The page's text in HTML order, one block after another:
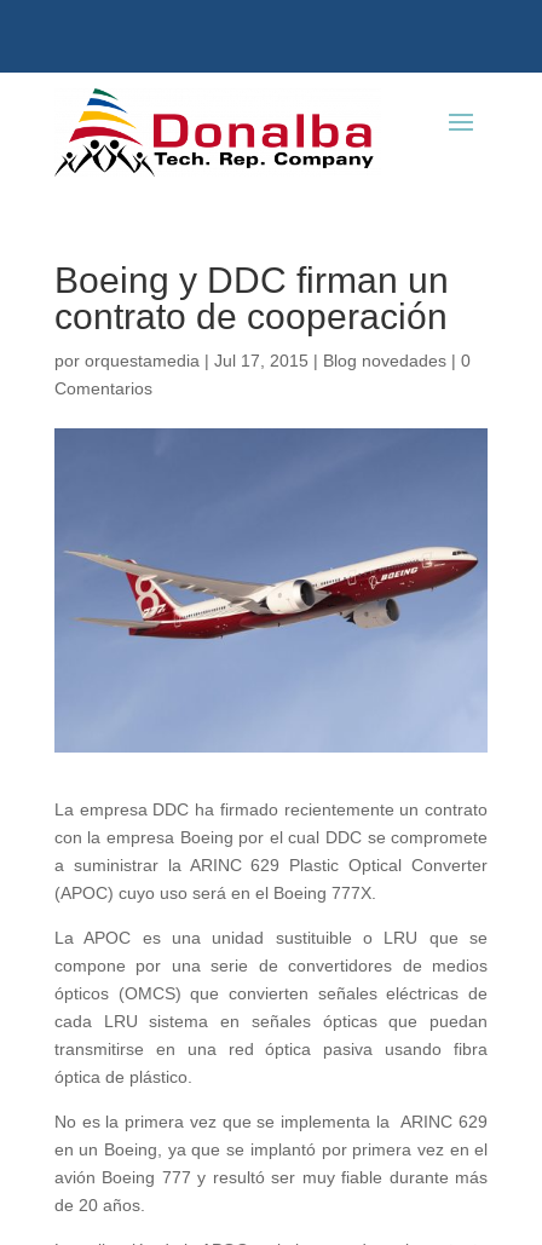
Boeing y DDC firman un
contrato de cooperación
por orquestamedia | Jul 17, 2015 | Blog novedades| 0
Comentarios
La empresa DDC ha firmado recientemente un contrato
con la empresa Boeing por el cual DDC se compromete
a suministrar la ARINC 629 Plastic Optical Converter
(APOC) cuyo uso será en el Boeing 777X.
La APOC es una unidad sustituible o LRU que se
compone por una serie de convertidores de medios
ópticos (OMCS) que convierten señales eléctricas de
cada LRU sistema en señales ópticas que puedan
transmitirse en una red óptica pasiva usando fibra
óptica de plástico.
No es la primera vez que se implementa la ARINC 629
en un Boeing, ya que se implantó por primera vez en el
avión Boeing 777 y resultó ser muy fiable durante más
de 20 años.